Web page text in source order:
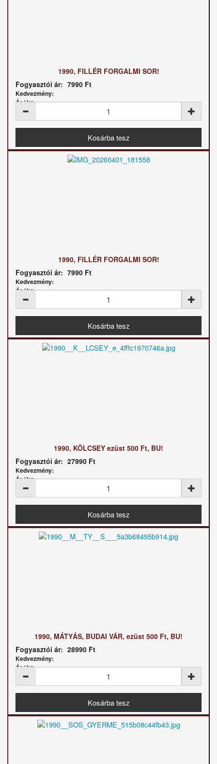
1990, FILLÉR FORGALMI SOR!
Fogyasztói ár: 7990 Ft
Kedvezmény:
Ár / kg:
1990, FILLÉR FORGALMI SOR!
Fogyasztói ár: 7990 Ft
Kedvezmény:
Ár / kg:
1990, KÖLCSEY ezüst 500 Ft, BU!
Fogyasztói ár: 27990 Ft
Kedvezmény:
Ár / kg:
1990, MÁTYÁS, BUDAI VÁR, ezüst 500 Ft, BU!
Fogyasztói ár: 28990 Ft
Kedvezmény:
Ár / kg: